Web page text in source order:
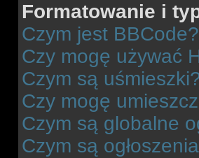
Formatowanie i
Czym jest BBCode?
Czy mogę używać
Czym są
Czy mogę
Czym są globalne
Czym są